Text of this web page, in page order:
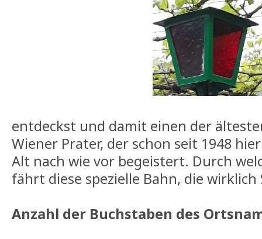
entdeckst und damit einen der
Wiener Prater, der schon seit 1948
Alt nach wie vor begeistert. Durch
fährt diese spezielle Bahn, die wirklich
Anzahl der Buchstaben des